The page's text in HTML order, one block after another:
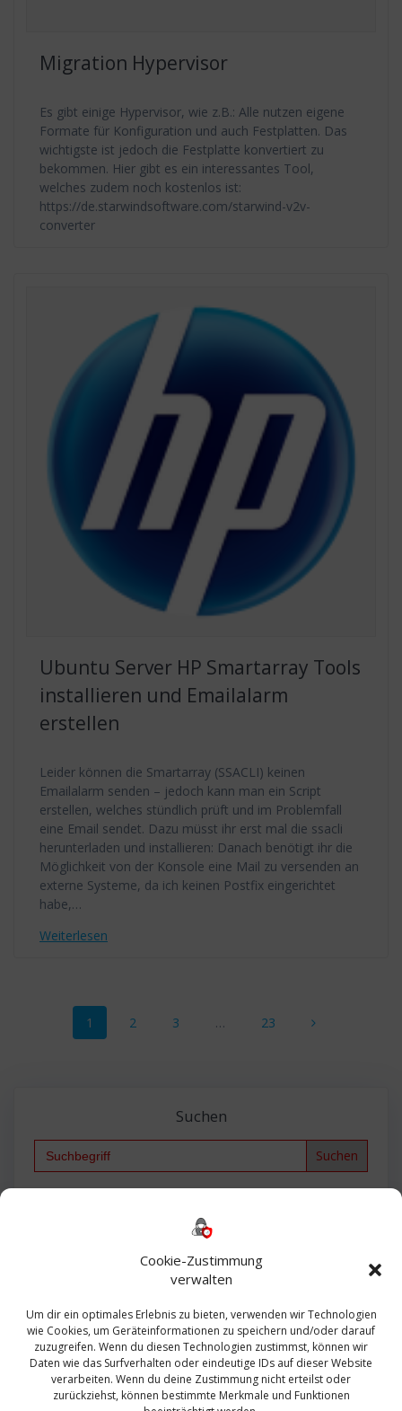
Cookie-Zustimmung
verwalten
Um dir ein optimales Erlebnis zu bieten, verwenden wir Technologien
wie Cookies, um Geräteinformationen zu speichern und/oder darauf
zuzugreifen. Wenn du diesen Technologien zustimmst, können wir
Daten wie das Surfverhalten oder eindeutige IDs auf dieser Website
verarbeiten. Wenn du deine Zustimmung nicht erteilst oder
zurückziehst, können bestimmte Merkmale und Funktionen
Migration Hypervisor
Es gibt einige Hypervisor, wie z.B.: Alle nutzen eigene
Formate für Konfiguration und auch Festplatten. Das
wichtigste ist jedoch die Festplatte konvertiert zu
bekommen. Hier gibt es ein interessantes Tool,
welches zudem noch kostenlos ist:
https://de.starwindsoftware.com/starwind-v2v-
converter
Ubuntu Server HP Smartarray Tools
installieren und Emailalarm
erstellen
Leider können die Smartarray (SSACLI) keinen
Emailalarm senden – jedoch kann man ein Script
erstellen, welches stündlich prüft und im Problemfall
eine Email sendet. Dazu müsst ihr erst mal die ssacli
herunterladen und installieren: Danach benötigt ihr die
Möglichkeit von der Konsole eine Mail zu versenden an
externe Systeme, da ich keinen Postfix eingerichtet
habe,…
Weiterlesen
Beitragsnavigation
Seite
1 Seite
2 Seite
3 … Seite
23
Suchen
Search
Bautagebuch
Exchange firewall Fritzbox
Microsoft
Sanierung SBS Security Server Sicherheit
Sicherung SIEM Sophos SSL Ubuntu
Update Upgrade UTM VCenter VCSA Veeam
VMWare VPN WAZUH Windows